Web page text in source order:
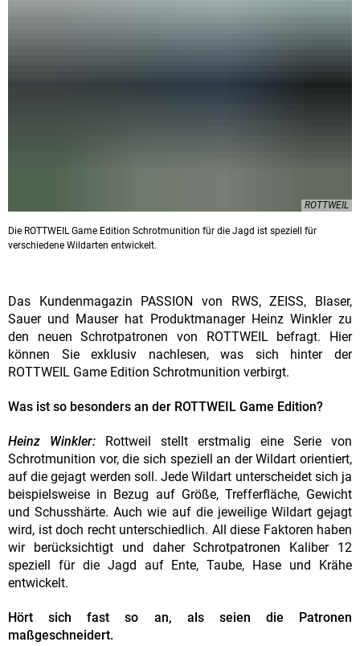
ROTTWEIL
Die ROTTWEIL Game Edition Schrotmunition für die Jagd ist speziell für
verschiedene Wildarten entwickelt.
Das Kundenmagazin PASSION von RWS, ZEISS, Blaser,
Sauer und Mauser hat Produktmanager Heinz Winkler zu
den neuen Schrotpatronen von ROTTWEIL befragt. Hier
können Sie exklusiv nachlesen, was sich hinter der
ROTTWEIL Game Edition Schrotmunition verbirgt.
Was ist so besonders an der ROTTWEIL Game Edition?
Heinz Winkler: Rottweil stellt erstmalig eine Serie von
Schrotmunition vor, die sich speziell an der Wildart orientiert,
auf die gejagt werden soll. Jede Wildart unterscheidet sich ja
beispielsweise in Bezug auf Größe, Trefferfläche, Gewicht
und Schusshärte. Auch wie auf die jeweilige Wildart gejagt
wird, ist doch recht unterschiedlich. All diese Faktoren haben
wir berücksichtigt und daher Schrotpatronen Kaliber 12
speziell für die Jagd auf Ente, Taube, Hase und Krähe
entwickelt.
Hört sich fast so an, als seien die Patronen
maßgeschneidert.